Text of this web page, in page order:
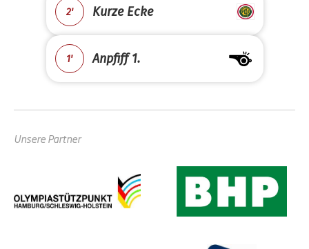
2' Kurze Ecke
1' Anpfiff 1.
Unsere Partner